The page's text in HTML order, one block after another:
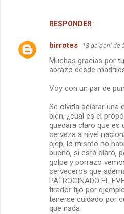
RESPONDER
birrotes 18 de abril de
Muchas gracias por
abrazo desde
Voy con un par de
Se olvida aclarar una
bien, ¿cual es el
quedara claro que es
cerveza a nivel
bjcp, lo mismo no
bueno, si está claro,
golpe y porrazo
cerveceros que
PATROCINADO EL
tirador fijo por
tenerse cuidado por
que nada